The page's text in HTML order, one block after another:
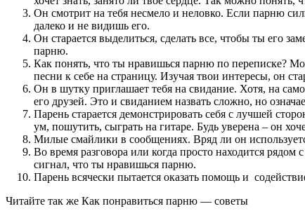
Он смотрит на тебя несмело и неловко. Если парню
далеко и не видишь его.
Он старается выделиться, сделать все, чтобы ты его
парню.
Как понять, что ты нравишься парню по переписке?
песни к себе на страницу. Изучая твои интересы, он
Он в шутку приглашает тебя на свидание. Хотя, на
его друзей. Это и свиданием назвать сложно, но
Парень старается демонстрировать себя с лучшей
ум, пошутить, сыграть на гитаре. Будь уверена – он
Милые смайлики в сообщениях. Вряд ли он
Во время разговора или когда просто находится рядом
сигнал, что ты нравишься парню.
Парень всячески пытается оказать помощь и
Читайте так же Как понравиться парню — советы